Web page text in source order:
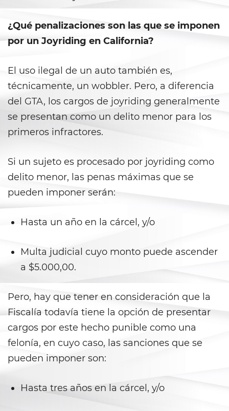
Arson
Utility Lines
Trespass
Vandalism
Annoying or Molesting a Child
Under 18
Child Pornography
Forcible Sexual Penetration
Indecent Exposure
Lewd Acts with a Minor
Lewd Conduct
Oral Copulation By Force/Fear
Prostitution and Solicitation
Sexual Battery
¿Qué penalizaciones son las que se imponen
por un Joyriding en California?
El uso ilegal de un auto también es,
técnicamente, un wobbler. Pero, a diferencia
del GTA, los cargos de joyriding generalmente
se presentan como un delito menor para los
primeros infractores.
Si un sujeto es procesado por joyriding como
delito menor, las penas máximas que se
pueden imponer serán:
Hasta un año en la cárcel, y/o
Multa judicial cuyo monto puede ascender
a $5.000,00.
Pero, hay que tener en consideración que la
Fiscalía todavía tiene la opción de presentar
cargos por este hecho punible como una
felonía, en cuyo caso, las sanciones que se
pueden imponer son:
Hasta tres años en la cárcel, y/o